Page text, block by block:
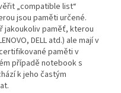
„compatible list“
jsou paměti určené.
jakoukoliv paměť, kterou
DELL atd.) ale mají v
paměti v
případě notebook s
k jeho častým